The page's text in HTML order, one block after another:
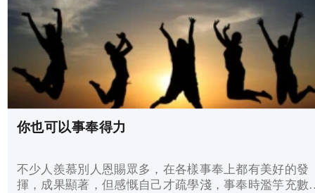
你也可以事奉得力
不少人羨慕別人恩賜眾多，在各樣事奉上都有美好的發
揮，成果顯著，但感慨自己才疏學淺，事奉時濫竽充數